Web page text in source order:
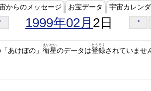
からのメッセージ お宝データ 宇宙カレン
1999年02月 2日 >
あけぼの」 衛星
えいせい
のデータは登録
とうろく
されていませ